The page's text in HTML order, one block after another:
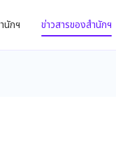
นักฯ ข่าวสารของสำนักฯ